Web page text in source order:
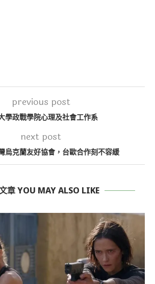
previous post
學政戰學院心理及社會工作系
next post
烏克蘭友好協會，台歐合作刻不容緩
章 YOU MAY ALSO LIKE